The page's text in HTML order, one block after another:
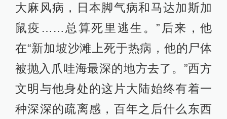
大麻风病，日本脚气病和马达加斯加
鼠疫……总算死里逃生。”后来，他
在“新加坡沙滩上死于热病，他的尸体
被抛入爪哇海最深的地方去了。”西方
文明与他身处的这片大陆始终有着一
种深深的疏离感，百年之后什么东西